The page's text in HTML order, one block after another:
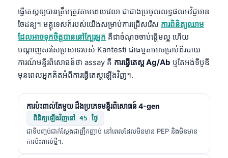
ធ្វើតេស្តឲ្យបានត្រឹមត្រូវតាមពេលវេលា ជាជាងប្រមូលលទ្ធផលអវិជ្ជមាន
ចៃដន្យ។ មគ្គុទេសក៍របស់យើងសម្រាប់ការជ្រើសរើស ការពិនិត្យឈាម
ដែលអាចទុកចិត្តបាននៅក្បែរអ្នក គឺជាចំណុចចាប់ផ្តើមល្អ ហើយ
បណ្តាញសរសៃប្រសាទរបស់ Kantesti ជាធម្មតាអាចប្រាប់ពីរបាយ
ការណ៍មន្ទីរពិសោធន៍ថា assay គឺ ការធ្វើតេស្ត Ag/Ab ឬតែអង់ទីបូឌី
មុនពេលអ្នកគិតអំពីការធ្វើតេស្តឡើងវិញ។.
ការប៉ះពាល់តែមួយ ដឹងប្រភេទមន្ទីរពិសោធន៍ 4-gen
ពិនិត្យឡើងវិញនៅ 45 ថ្ងៃ
ជាទីបញ្ចប់ជាក់ស្តែងជាញឹកញាប់ នៅពេលដែលមិនមាន PEP និងមិនមាន
ការប៉ះពាល់ថ្មី។.
Bahasa Melayu
Tiếng Việt
Tagalog
ဗမာစာ
Kiswahili
አማርኛ
Українська
O‘zbekcha